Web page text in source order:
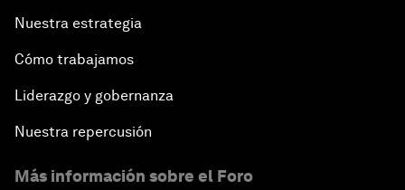
Nuestra estrategia
Cómo trabajamos
Liderazgo y gobernanza
Nuestra repercusión
Más información sobre el Foro